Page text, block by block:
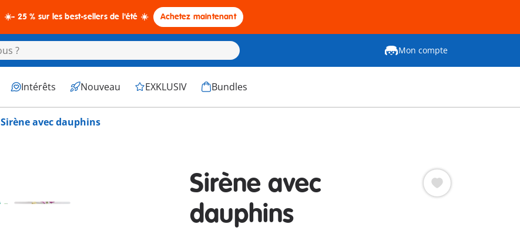
☀️- 25 % sur les best-sellers de l'été ☀️ Achetez maintenant
Mon compte
Intérêts Nouveau EXKLUSIV Bundles
Sirène avec dauphins
Sirène avec
dauphins